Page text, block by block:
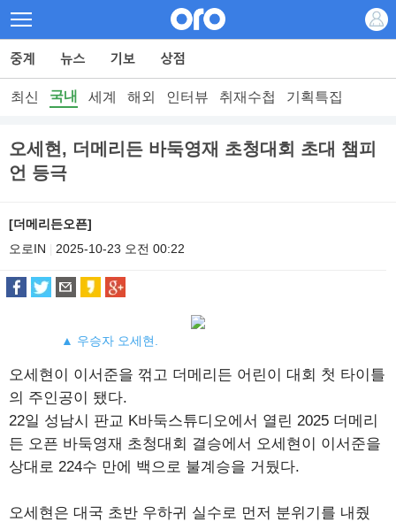
최신 국내 세계 해외 인터뷰 취재수첩 기획특집
오세현, 더메리든 바둑영재 초청대회 초대 챔피
언 등극
[더메리든오픈]
오로IN
2025-10-23 오전 00:22
▲ 우승자 오세현.
오세현이 이서준을 꺾고 더메리든 어린이 대회 첫 타이틀
의 주인공이 됐다.
22일 성남시 판교 K바둑스튜디오에서 열린 2025 더메리
든 오픈 바둑영재 초청대회 결승에서 오세현이 이서준을
상대로 224수 만에 백으로 불계승을 거뒀다.
오세현은 대국 초반 우하귀 실수로 먼저 분위기를 내줬